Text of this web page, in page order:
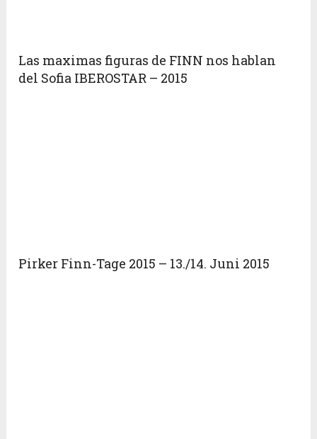
Las maximas figuras de FINN nos hablan
del Sofia IBEROSTAR – 2015
Pirker Finn-Tage 2015 – 13./14. Juni 2015